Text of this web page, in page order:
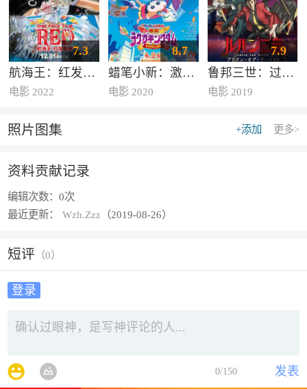
7.3
航海王：红发歌姬
电影 2022
8.7
蜡笔小新：激战！涂鸦王国和约四
电影 2020
7.9
鲁邦三世：过去
电影 2019
更多>
+添加
照片图集
资料贡献记录
编辑次数：0次
最近更新：
Wzh.Zzz （2019-08-26）
短评 （0）
登录
发表
0/150